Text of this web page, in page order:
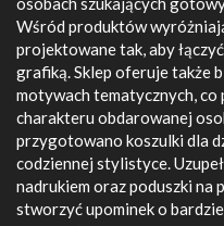
Wśród produktów
projektowane tak, aby
grafiką. Sklep oferuje także
motywach tematycznych, co
charakteru obdarowanej
przygotowano koszulki dla
codziennej stylistyce.
nadrukiem oraz poduszki na
stworzyć upominek o